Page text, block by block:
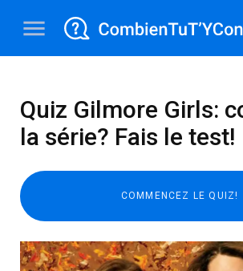
menu
Quiz Gilmore Girls:
la série? Fais le test!